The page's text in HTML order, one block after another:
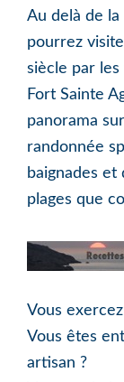
Au delà de
pourrez
siècle par
Fort Sainte
panorama
randonnée
baignades
plages que
Vous
Vous êtes
artisan ?